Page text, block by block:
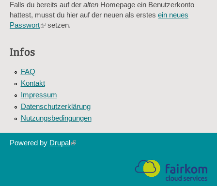
Falls du bereits auf der alten Homepage ein Benutzerkonto
hattest, musst du hier auf der neuen als erstes ein neues
Passwort(linksetzen.
Infos
FAQ
Kontakt
Impressum
Datenschutzerklärung
Nutzungsbedingungen
Powered by Drupal(link